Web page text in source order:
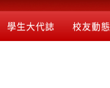
學生大代誌 校友動態